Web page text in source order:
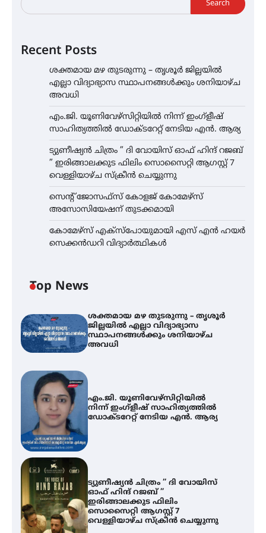
Search
Recent Posts
ശക്തമായ മഴ തുടരുന്നു – തൃശൂർ ജില്ലയിൽ
എല്ലാ വിദ്യാഭ്യാസ സ്ഥാപനങ്ങൾക്കും ശനിയാഴ്ച
അവധി
എം.ജി. യൂണിവേഴ്‌സിറ്റിയിൽ നിന്ന് ഇംഗ്ളീഷ്
സാഹിത്യത്തിൽ ഡോക്ടറേറ്റ് നേടിയ എൻ. ആര്യ
ട്യുണീഷ്യൻ ചിത്രം ” ദി വോയിസ് ഓഫ് ഹിന്ദ് റജബ്
” ഇരിങ്ങാലക്കുട ഫിലിം സൊസൈറ്റി ആഗസ്റ്റ് 7
വെള്ളിയാഴ്ച സ്‌ക്രീൻ ചെയ്യുന്നു
സെന്റ് ജോസഫ്സ് കോളജ് കോമേഴ്‌സ്
അസോസിയേഷന് തുടക്കമായി
കോമേഴ്സ് എക്സ്പോയുമായി എസ് എൻ ഹയർ
സെക്കൻഡറി വിദ്യാർത്ഥികൾ
Top News
ശക്തമായ മഴ തുടരുന്നു – തൃശൂർ
ജില്ലയിൽ എല്ലാ വിദ്യാഭ്യാസ
സ്ഥാപനങ്ങൾക്കും ശനിയാഴ്ച
അവധി
എം.ജി. യൂണിവേഴ്‌സിറ്റിയിൽ
നിന്ന് ഇംഗ്ളീഷ് സാഹിത്യത്തിൽ
ഡോക്ടറേറ്റ് നേടിയ എൻ. ആര്യ
ട്യുണീഷ്യൻ ചിത്രം ” ദി വോയിസ്
ഓഫ് ഹിന്ദ് റജബ് ”
ഇരിങ്ങാലക്കുട ഫിലിം
സൊസൈറ്റി ആഗസ്റ്റ് 7
വെള്ളിയാഴ്ച സ്‌ക്രീൻ ചെയ്യുന്നു